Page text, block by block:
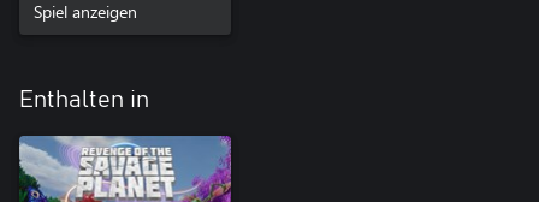
Spiel anzeigen
Enthalten in